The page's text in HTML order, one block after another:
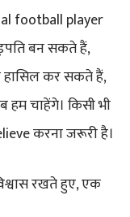
football player
बन सकते हैं,
हासिल कर सकते हैं,
चाहेंगे। किसी भी
करना जरूरी है।
रखते हुए, एक